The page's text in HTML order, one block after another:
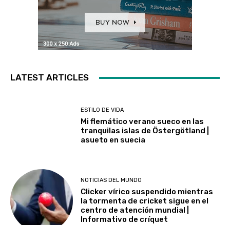
LATEST ARTICLES
ESTILO DE VIDA
Mi flemático verano sueco en las
tranquilas islas de Östergötland |
asueto en suecia
NOTICIAS DEL MUNDO
Clicker vírico suspendido mientras
la tormenta de cricket sigue en el
centro de atención mundial |
Informativo de críquet